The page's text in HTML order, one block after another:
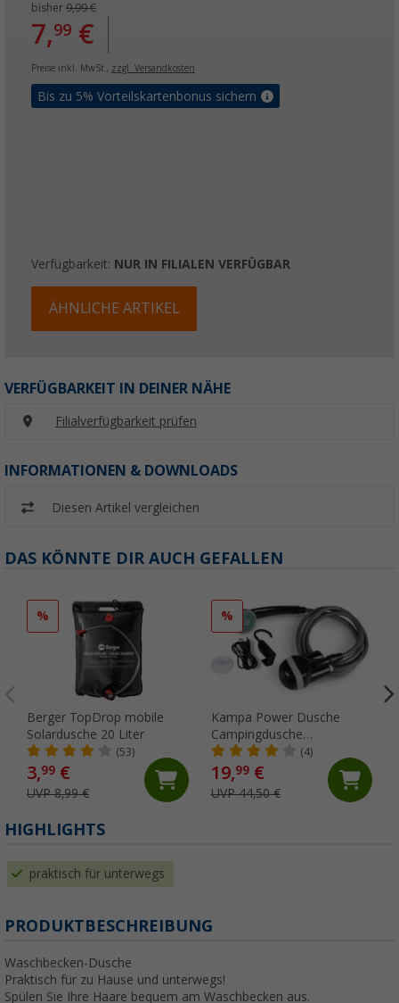
bisher 9,99 €
7,99 €
Preise inkl. MwSt., zzgl. Versandkosten
Bis zu 5% Vorteilskartenbonus sichern
Verfügbarkeit: NUR IN FILIALEN VERFÜGBAR
ÄHNLICHE ARTIKEL
VERFÜGBARKEIT IN DEINER NÄHE
Filialverfügbarkeit prüfen
INFORMATIONEN & DOWNLOADS
Diesen Artikel vergleichen
DAS KÖNNTE DIR AUCH GEFALLEN
%
Berger TopDrop mobile
Solardusche 20 Liter
(53)
3,99 €
UVP 8,99 €
%
Kampa Power Dusche
Campingdusche
akkubetrieben 2,5
Liter/Minute
(4)
19,99€
UVP 44,50 €
HIGHLIGHTS
praktisch für unterwegs
PRODUKTBESCHREIBUNG
Waschbecken-Dusche
Praktisch für zu Hause und unterwegs!
Spülen Sie Ihre Haare bequem am Waschbecken aus.